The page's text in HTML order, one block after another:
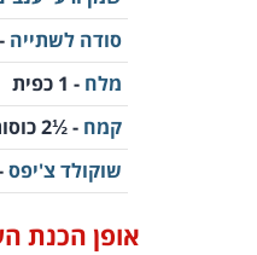
סודה לשתייה - 1 כפית
מלח - 1 כפית
קמח - ½2 כוסות
שוקולד צ'יפס- 2
אופן הכנת